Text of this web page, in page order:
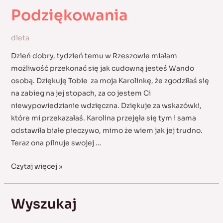
Podziękowania
dieta
Dzień dobry, tydzień temu w Rzeszowie miałam
możliwość przekonać się jak cudowną jesteś Wando
osobą. Dziękuję Tobie za moja Karolinkę, że zgodziłaś się
na zabieg na jej stopach, za co jestem Ci
niewypowiedzianie wdzięczna. Dziękuje za wskazówki,
które mi przekazałaś. Karolina przejęła się tym i sama
odstawiła białe pieczywo, mimo że wiem jak jej trudno.
Teraz ona pilnuje swojej …
Podziękowania
Czytaj więcej »
Wyszukaj